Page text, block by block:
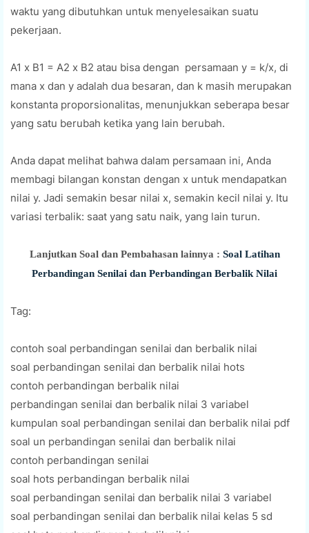
waktu yang dibutuhkan untuk menyelesaikan suatu
pekerjaan.
A1 x B1 = A2 x B2 atau bisa dengan persamaan y = k/x, di
mana x dan y adalah dua besaran, dan k masih merupakan
konstanta proporsionalitas, menunjukkan seberapa besar
yang satu berubah ketika yang lain berubah.
Anda dapat melihat bahwa dalam persamaan ini, Anda
membagi bilangan konstan dengan x untuk mendapatkan
nilai y. Jadi semakin besar nilai x, semakin kecil nilai y. Itu
variasi terbalik: saat yang satu naik, yang lain turun.
Lanjutkan Soal dan Pembahasan lainnya : Soal Latihan
Perbandingan Senilai dan Perbandingan Berbalik Nilai
Tag:
contoh soal perbandingan senilai dan berbalik nilai
soal perbandingan senilai dan berbalik nilai hots
contoh perbandingan berbalik nilai
perbandingan senilai dan berbalik nilai 3 variabel
kumpulan soal perbandingan senilai dan berbalik nilai pdf
soal un perbandingan senilai dan berbalik nilai
contoh perbandingan senilai
soal hots perbandingan berbalik nilai
soal perbandingan senilai dan berbalik nilai 3 variabel
soal perbandingan senilai dan berbalik nilai kelas 5 sd